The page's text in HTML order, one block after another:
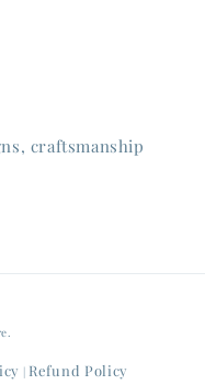
craftsmanship
Refund Policy